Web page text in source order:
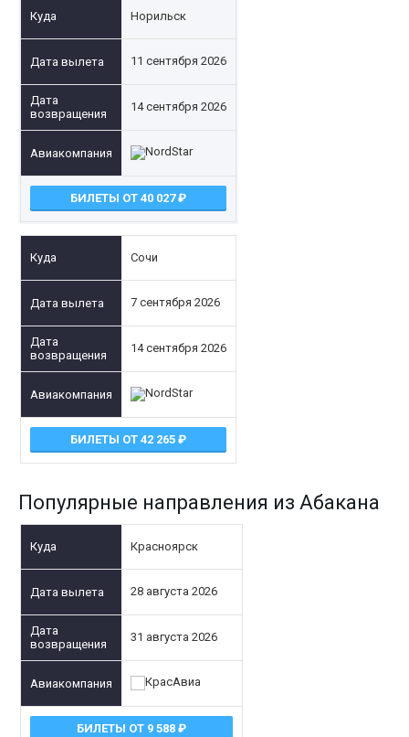
Норильск
11 сентября 2026
14 сентября 2026
БИЛЕТЫ ОТ 40 027
Сочи
7 сентября 2026
14 сентября 2026
БИЛЕТЫ ОТ 42 265
Популярные направления из Абакана
Красноярск
28 августа 2026
31 августа 2026
БИЛЕТЫ ОТ 9 588